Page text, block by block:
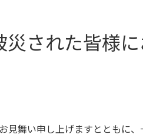
された皆様
舞い申し上げますとともに